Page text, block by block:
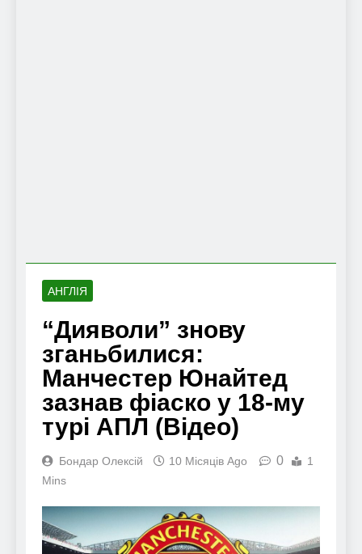
АНГЛІЯ
“Дияволи” знову
зганьбилися:
Манчестер Юнайтед
зазнав фіаско у 18-му
турі АПЛ (Відео)
Бондар Олексій 10 Місяців Ago 0
1
Mins